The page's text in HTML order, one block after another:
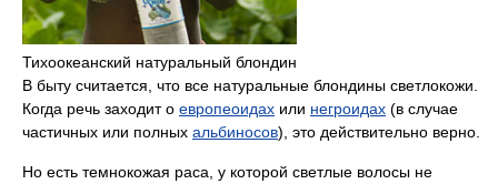
Тихоокеанский натуральный блондин
В быту считается, что все натуральные блондины светлокожи.
Когда речь заходит о европеоидах или негроидах (в случае
частичных или полных альбиносов), это действительно верно.
Но есть темнокожая раса, у которой светлые волосы не